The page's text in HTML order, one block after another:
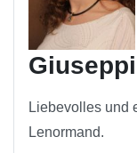
Liebevolles und
Lenormand.